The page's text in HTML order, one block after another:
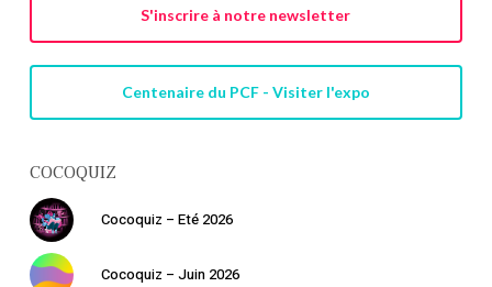
S'inscrire à notre newsletter
Centenaire du PCF - Visiter l'expo
COCOQUIZ
Cocoquiz – Eté 2026
Cocoquiz – Juin 2026